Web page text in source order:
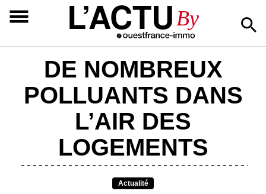
L’ACTUBy
DE NOMBREUX
POLLUANTS DANS
L’AIR DES
LOGEMENTS
Actualité